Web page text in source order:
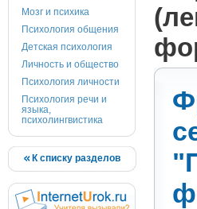
Мозг и психика
Психология общения
Детская психология
Личность и общество
Психология личности
Психология речи и
языка,
психолингвистика
К списку разделов